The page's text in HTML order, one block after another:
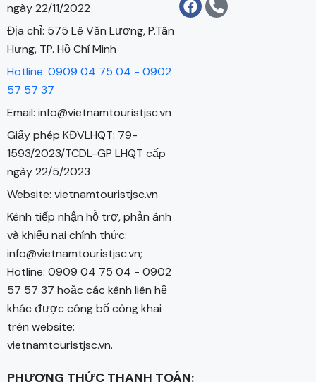
ngày 22/11/2022
Địa chỉ: 575 Lê Văn Lương, P.Tân
Hưng, TP. Hồ Chí Minh
Hotline: 0909 04 75 04 - 0902
57 57 37
Email: info@vietnamtouristjsc.vn
Giấy phép KĐVLHQT: 79-
1593/2023/TCDL-GP LHQT cấp
ngày 22/5/2023
Website: vietnamtouristjsc.vn
Kênh tiếp nhận hỗ trợ, phản ánh
và khiếu nại chính thức:
info@vietnamtouristjsc.vn;
Hotline: 0909 04 75 04 - 0902
57 57 37 hoặc các kênh liên hệ
khác được công bố công khai
trên website:
vietnamtouristjsc.vn.
PHƯƠNG THỨC THANH TOÁN: